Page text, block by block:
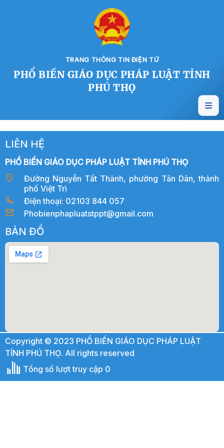
TRANG THÔNG TIN ĐIỆN TỬ
PHỔ BIẾN GIÁO DỤC PHÁP LUẬT TỈNH
PHÚ THỌ
LIÊN HỆ
PHỔ BIẾN GIÁO DỤC PHÁP LUẬT TỈNH PHÚ THỌ
Đường Nguyễn Tất Thành, phường Tân Dân, thành
phố Việt Trì
Điện thoại: 02103 844 057
Phobienphapluatstppt@gmail.com
BẢN ĐỒ
Copyright © 2023 PHỔ BIẾN GIÁO DỤC PHÁP LUẬT
TỈNH PHÚ THỌ. All rights reserved
Tổng số lượt truy cập 0